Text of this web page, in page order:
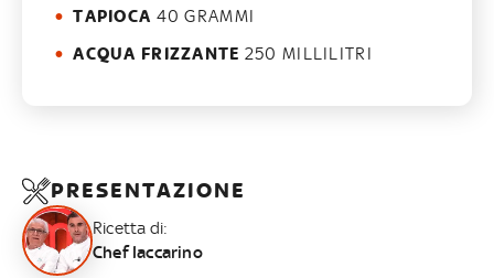
TAPIOCA 40 GRAMMI
ACQUA FRIZZANTE 250 MILLILITRI
PRESENTAZIONE
Ricetta di:
Chef Iaccarino